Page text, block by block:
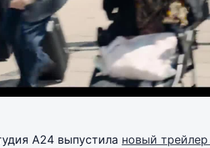
A24 выпустила новый